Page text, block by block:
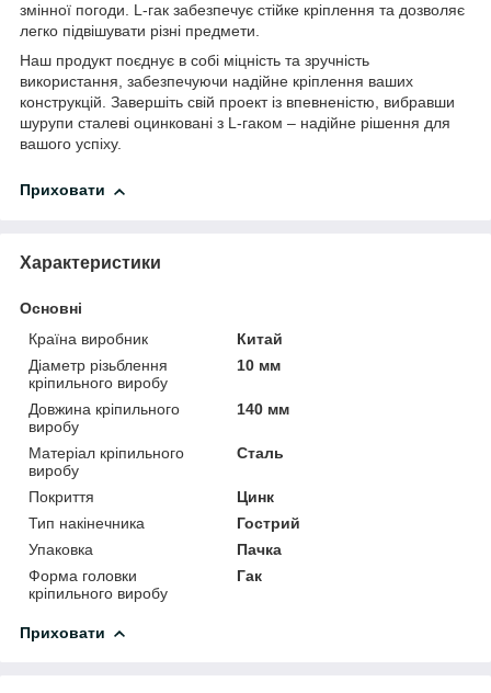
змінної погоди. L-гак забезпечує стійке кріплення та дозволяє
легко підвішувати різні предмети.
Наш продукт поєднує в собі міцність та зручність
використання, забезпечуючи надійне кріплення ваших
конструкцій. Завершіть свій проект із впевненістю, вибравши
шурупи сталеві оцинковані з L-гаком – надійне рішення для
вашого успіху.
Приховати
Характеристики
Основні
Країна виробник
Китай
Діаметр різьблення
кріпильного виробу
10 мм
Довжина кріпильного
виробу
140 мм
Матеріал кріпильного
виробу
Сталь
Покриття
Цинк
Тип накінечника
Гострий
Упаковка
Пачка
Форма головки
кріпильного виробу
Гак
Приховати